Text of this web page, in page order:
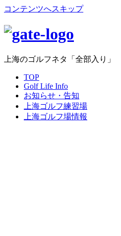
コンテンツへスキップ
上海のゴルフネタ「全部入り」
TOP
Golf Life Info
お知らせ・告知
上海ゴルフ練習場
上海ゴルフ場情報